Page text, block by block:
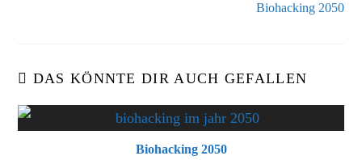
Biohacking 2050
DAS KÖNNTE DIR AUCH GEFALLEN
Biohacking 2050